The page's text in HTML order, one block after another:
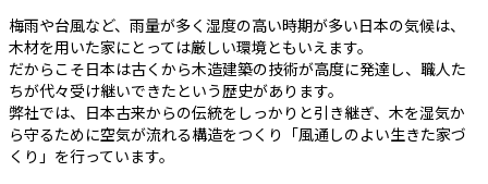
梅雨や台風など、雨量が多く湿度の高い時期が多い日本の気候は、
木材を用いた家にとっては厳しい環境ともいえます。
だからこそ日本は古くから木造建築の技術が高度に発達し、職人た
ちが代々受け継いできたという歴史があります。
弊社では、日本古来からの伝統をしっかりと引き継ぎ、木を湿気か
ら守るために空気が流れる構造をつくり「風通しのよい生きた家づ
くり」を行っています。